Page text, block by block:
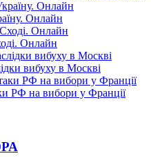
Онлайн
Онлайн
вибуху в Москві
РФ на вибори у Франції